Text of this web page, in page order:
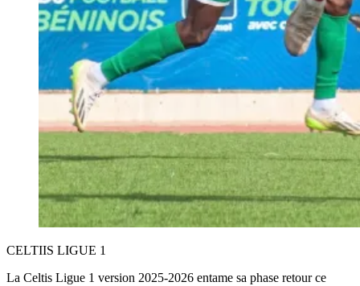
CELTIIS LIGUE 1
La Celtis Ligue 1 version 2025-2026 entame sa phase retour ce